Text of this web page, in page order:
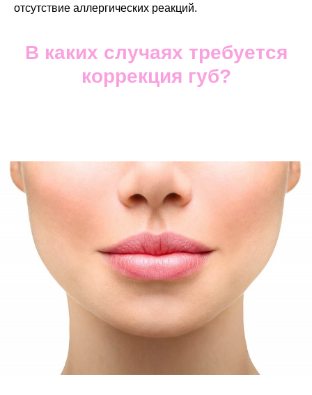
отсутствие аллергических реакций.
В каких случаях требуется
коррекция губ?